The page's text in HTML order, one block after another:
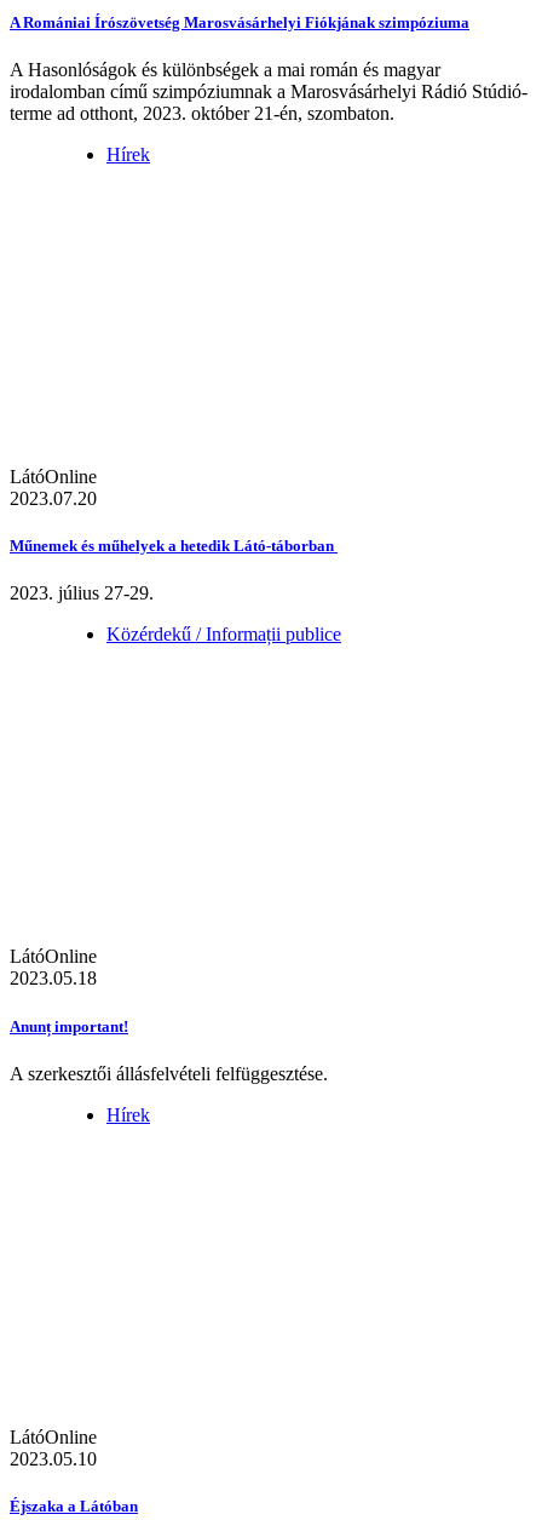
A Romániai Írószövetség Marosvásárhelyi Fiókjának szimpóziuma
A Hasonlóságok és különbségek a mai román és magyar
irodalomban című szimpóziumnak a Marosvásárhelyi Rádió Stúdió-
terme ad otthont, 2023. október 21-én, szombaton.
Hírek
LátóOnline
2023.07.20
Műnemek és műhelyek a hetedik Látó-táborban
2023. július 27-29.
Közérdekű / Informații publice
LátóOnline
2023.05.18
Anunț important!
A szerkesztői állásfelvételi felfüggesztése.
Hírek
LátóOnline
2023.05.10
Éjszaka a Látóban